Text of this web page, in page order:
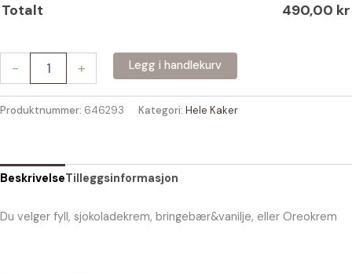
Totalt 490,00 kr
- + Legg i handlekurv
Produktnummer: 646293 Kategori: Hele Kaker
BeskrivelseTilleggsinformasjon
Du velger fyll, sjokoladekrem, bringebær&vanilje, eller Oreokrem